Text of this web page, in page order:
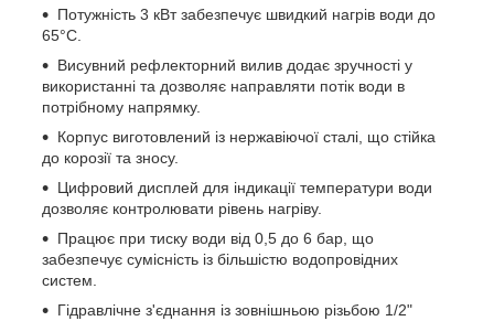
Потужність 3 кВт забезпечує швидкий нагрів води до
65°C.
Висувний рефлекторний вилив додає зручності у
використанні та дозволяє направляти потік води в
потрібному напрямку.
Корпус виготовлений із нержавіючої сталі, що стійка
до корозії та зносу.
Цифровий дисплей для індикації температури води
дозволяє контролювати рівень нагріву.
Працює при тиску води від 0,5 до 6 бар, що
забезпечує сумісність із більшістю водопровідних
систем.
Гідравлічне з'єднання із зовнішньою різьбою 1/2"